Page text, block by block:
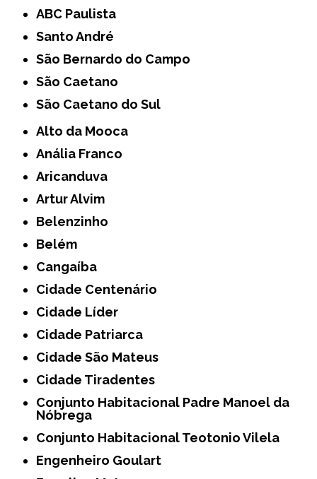
ABC Paulista
Santo André
São Bernardo do Campo
São Caetano
São Caetano do Sul
Alto da Mooca
Anália Franco
Aricanduva
Artur Alvim
Belenzinho
Belém
Cangaíba
Cidade Centenário
Cidade Líder
Cidade Patriarca
Cidade São Mateus
Cidade Tiradentes
Conjunto Habitacional Padre Manoel da
Nóbrega
Conjunto Habitacional Teotonio Vilela
Engenheiro Goulart